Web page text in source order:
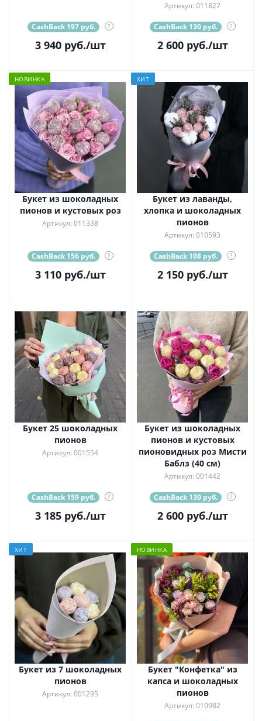
CashBack 197 руб. ?
3 940руб./шт
Артикул: 011827
CashBack 130 руб. ?
2 600руб./шт
НОВИНКА
Букет из шоколадных
пионов и кустовых роз
Артикул: 011338
CashBack 156 руб. ?
3 110руб./шт
ХИТ
Букет из лаванды,
хлопка и шоколадных
пионов
Артикул: 010593
CashBack 108 руб. ?
2 150руб./шт
Букет 25 шоколадных
пионов
Артикул: 001554
CashBack 159 руб. ?
3 185руб./шт
Букет из шоколадных
пионов и кустовых
пионовидных роз Мисти
Баблз (40 см)
Артикул: 001442
CashBack 130 руб. ?
2 600руб./шт
ХИТ
Букет из 7 шоколадных
пионов
Артикул: 001295
НОВИНКА
Букет "Конфетка" из
капса и шоколадных
пионов
Артикул: 010982